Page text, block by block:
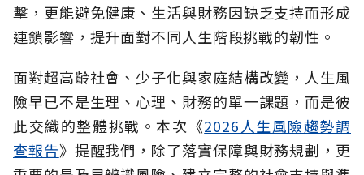
擊，更能避免健康、生活與財務因缺乏支持而形成
連鎖影響，提升面對不同人生階段挑戰的韌性。
面對超高齡社會、少子化與家庭結構改變，人生風
險早已不是生理、心理、財務的單一課題，而是彼
此交織的整體挑戰。本次《2026人生風險趨勢調
查報告》提醒我們，除了落實保障與財務規劃，更